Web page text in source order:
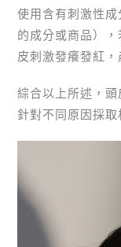
使用含有刺激性
的成分或商品）
皮刺激發癢發紅，
綜合以上所述，
針對不同原因採